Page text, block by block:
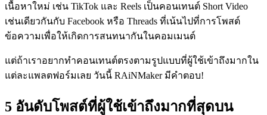
เนื้อหาใหม่ เช่น TikTok และ Reels เป็นคอนเทนต์ Short Video
เช่นเดียวกันกับ Facebook หรือ Threads ที่เน้นไปที่การโพสต์
ข้อความเพื่อให้เกิดการสนทนากันในคอมเมนต์
แต่ถ้าเราอยากทำคอนเทนต์ตรงตามรูปแบบที่ผู้ใช้เข้าถึงมากใน
แต่ละแพลตฟอร์มเลย วันนี้ RAiNMaker มีคำตอบ!
5 อันดับโพสต์ที่ผู้ใช้เข้าถึงมากที่สุดบน